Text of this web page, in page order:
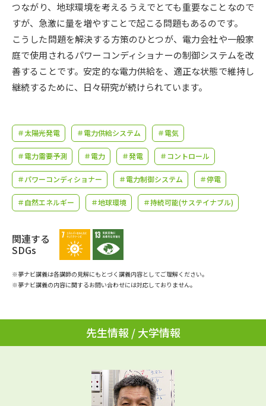
新生活お役立ちガイド
学問発見 学問検索
学問のミニ講義「夢ナビ講義」 学問分野解説
学問の教科書 夢ナビライブ
ユーザーサポート
Ｑ＆Ａ よくあるご質問
お支払いについて
受付内容・発送状況の確認
テレメール進学カタログ
訂正のご案内
つながり、地球環境を考えるうえでとても重要なことなので
すが、急激に量を増やすことで起こる問題もあるのです。
こうした問題を解決する方策のひとつが、電力会社や一般家
庭で使用されるパワーコンディショナーの制御システムを改
善することです。安定的な電力供給を、適正な状態で維持し
継続するために、日々研究が続けられています。
＃太陽光発電 ＃電力供給システム ＃電気
＃電力需要予測 ＃電力 ＃発電 ＃コントロール
＃パワーコンディショナー ＃電力制御システム ＃停電
＃自然エネルギー ＃地球環境 ＃持続可能(サステイナブル)
関連する
SDGs
※夢ナビ講義は各講師の見解にもとづく講義内容としてご理解ください。
※夢ナビ講義の内容に関するお問い合わせには対応しておりません。
先生情報 / 大学情報